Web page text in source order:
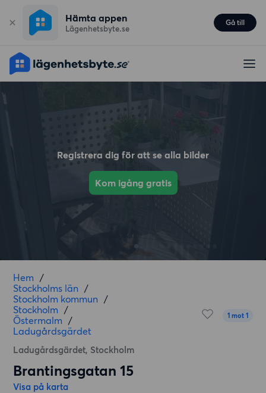
Hämta appen
Lägenhetsbyte.se
Gå till
Registrera dig för att se alla bilder
Kom igång gratis
Hem /
Stockholms län /
Stockholm kommun /
Stockholm /
Östermalm /
Ladugårdsgärdet
Ladugårdsgärdet, Stockholm
1 mot 1
Brantingsgatan 15
Visa på karta